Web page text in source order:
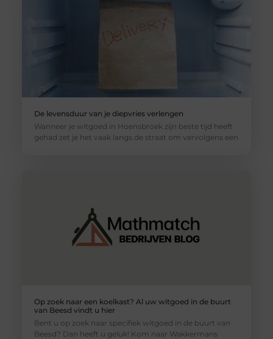
De levensduur van je diepvries verlengen
Wanneer je witgoed in Hoensbroek zijn beste tijd heeft
gehad zet je het vaak langs de straat om vervolgens een
Op zoek naar een koelkast? Al uw witgoed in de buurt
van Beesd vindt u hier
Bent u op zoek naar specifiek witgoed in de buurt van
Beesd? Dan heeft u geluk! Kom naar Wakkermans